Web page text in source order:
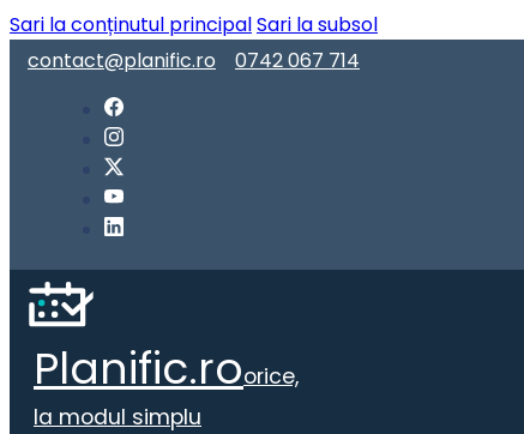
Sari la conținutul principalSari la subsol
contact@planific.ro
0742 067 714
Planific.roorice,
la modul simplu